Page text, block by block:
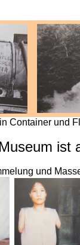
Container und
ist
und